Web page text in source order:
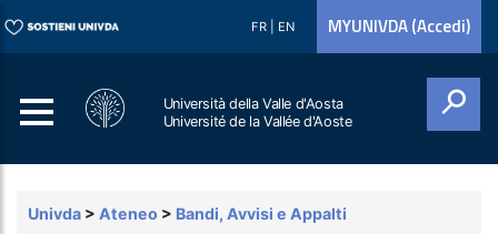
FR EN MYUNIVDA (Accedi)
Università della Valle d'Aosta
Université de la Vallée d'Aoste
Univda > Ateneo > Bandi, Avvisi e Appalti